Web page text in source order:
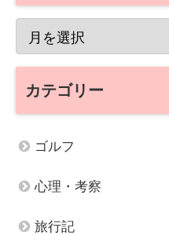
カテゴリー
ゴルフ
心理・考察
旅行記